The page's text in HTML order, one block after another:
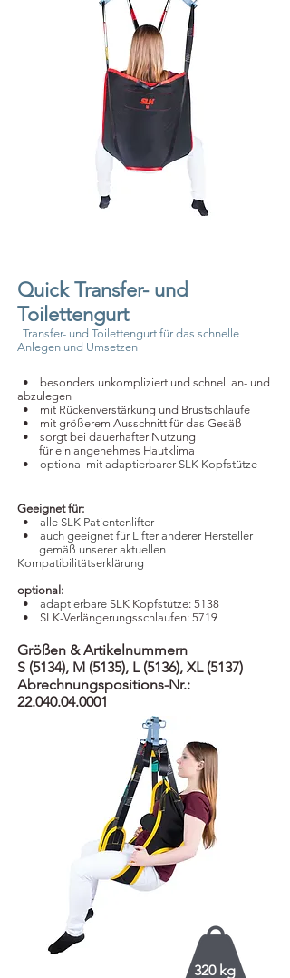
Quick Transfer- und
Toilettengurt
Transfer- und Toilettengurt für das schnelle
Anlegen und Umsetzen
​ • besonders unkompliziert und schnell an- und
abzulegen
​ • mit Rückenverstärkung und Brustschlaufe
​ • mit größerem Ausschnitt für das Gesäß
​ • sorgt bei dauerhafter Nutzung
für ein angenehmes Hautklima
​ • optional mit adaptierbarer SLK Kopfstütze
Geeignet für:
​ • alle SLK Patientenlifter
​ • auch geeignet für Lifter anderer Hersteller
gemäß unserer aktuellen
Kompatibilitätserklärung
optional:
​ • adaptierbare SLK Kopfstütze: 5138
​ • SLK-Verlängerungsschlaufen: 5719
Größen & Artikelnummern
S (5134), M (5135), L (5136), XL (5137)
Abrechnungspositions-Nr.:
22.040.04.0001
320 kg